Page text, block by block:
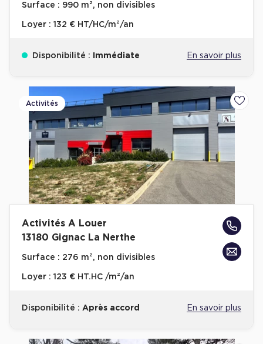
Surface : 990 m², non divisibles
Loyer : 132 € HT/HC/m²/an
Disponibilité : Immédiate En savoir plus
Activités
Activités A Louer
13180 Gignac La Nerthe
Surface : 276 m², non divisibles
Loyer : 123 € HT.HC /m²/an
Disponibilité : Après accord En savoir plus